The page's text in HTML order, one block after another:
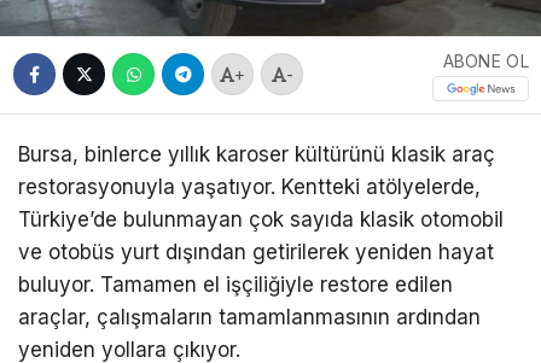
+ -
ABONE OL
Bursa, binlerce yıllık karoser kültürünü klasik araç
restorasyonuyla yaşatıyor. Kentteki atölyelerde,
Türkiye’de bulunmayan çok sayıda klasik otomobil
ve otobüs yurt dışından getirilerek yeniden hayat
buluyor. Tamamen el işçiliğiyle restore edilen
araçlar, çalışmaların tamamlanmasının ardından
yeniden yollara çıkıyor.